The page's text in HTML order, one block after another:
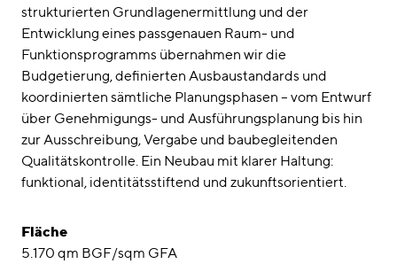
strukturierten Grundlagenermittlung und der
Entwicklung eines passgenauen Raum- und
Funktionsprogramms übernahmen wir die
Budgetierung, definierten Ausbaustandards und
koordinierten sämtliche Planungsphasen – vom Entwurf
über Genehmigungs- und Ausführungsplanung bis hin
zur Ausschreibung, Vergabe und baubegleitenden
Qualitätskontrolle. Ein Neubau mit klarer Haltung:
funktional, identitätsstiftend und zukunftsorientiert.
Fläche
5.170 qm BGF/sqm GFA